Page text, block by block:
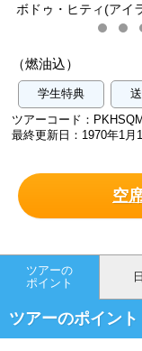
ズ・プール)／イ ココ
（燃油込）
学生特典
ツアーコード：
最終更新日：1970年1月
空
ツアーの
ポイント
ツアーのポイント